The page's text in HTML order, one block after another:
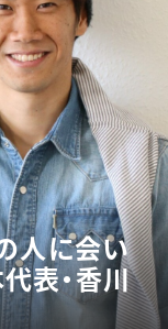
人に会い
表・香川